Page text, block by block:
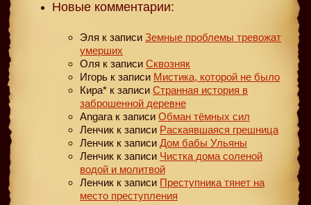
Новые комментарии:
Эля к записи Земные проблемы тревожат
умерших
Оля к записи Сквозняк
Игорь к записи Мистика, которой не было
Кира* к записи Странная история в
заброшенной деревне
Angara к записи Обман тёмных сил
Ленчик к записи Раскаявшаяся грешница
Ленчик к записи Дом бабы Ульяны
Ленчик к записи Чистка дома соленой
водой и молитвой
Ленчик к записи Преступника тянет на
место преступления